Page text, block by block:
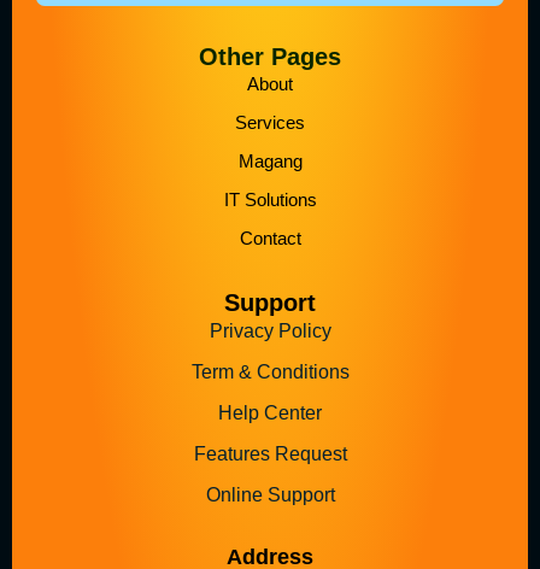
Other Pages
About
Services
Magang
IT Solutions
Contact
Support
Privacy Policy
Term & Conditions
Help Center
Features Request
Online Support
Address